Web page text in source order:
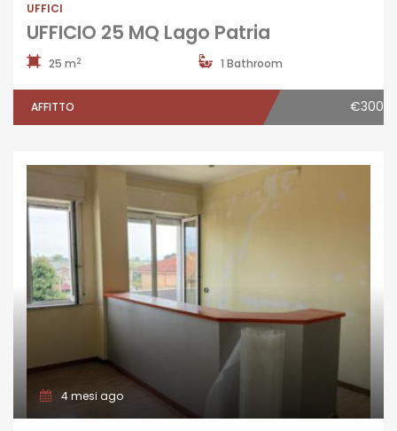
UFFICI
UFFICIO 25 MQ Lago Patria
25 m2 1 Bathroom
AFFITTO €300
4 mesi ago